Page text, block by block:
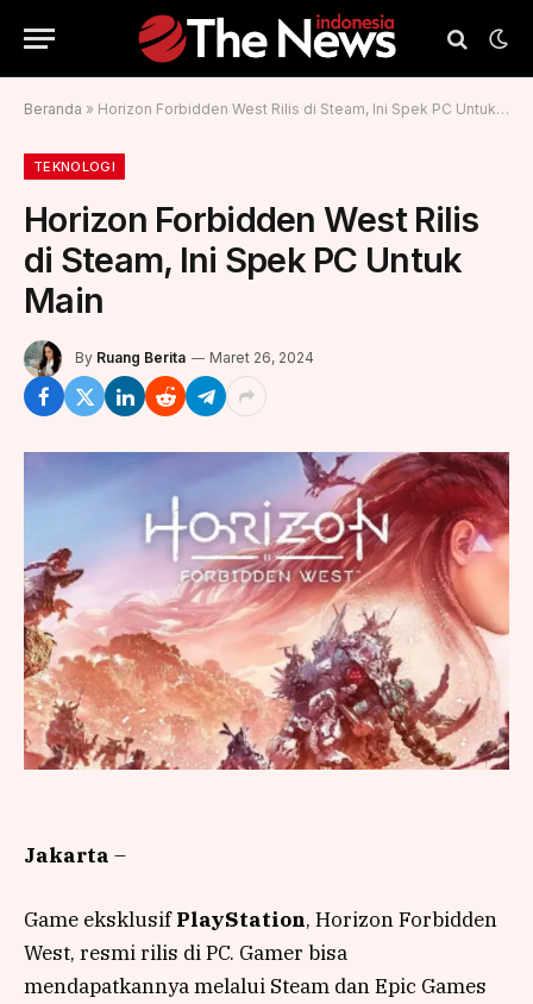
Beranda » Horizon Forbidden West Rilis di Steam, Ini Spek PC Untuk Main
TEKNOLOGI
Horizon Forbidden West Rilis
di Steam, Ini Spek PC Untuk
Main
By Ruang Berita Maret 26, 2024
Jakarta –
Game eksklusifPlayStation, Horizon Forbidden
West, resmi rilis di PC. Gamer bisa
mendapatkannya melalui Steam dan Epic Games